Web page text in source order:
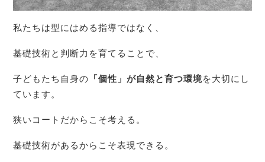
私たちは型にはめる指導ではなく、
基礎技術と判断力を育てることで、
子どもたち自身の 「個性」が自然と育つ環境を大切にし
ています。
狭いコートだからこそ考える。
基礎技術があるからこそ表現できる。